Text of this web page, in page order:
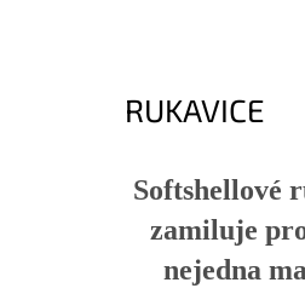
RUKAVICE
Softshellové
zamiluje
nejedna